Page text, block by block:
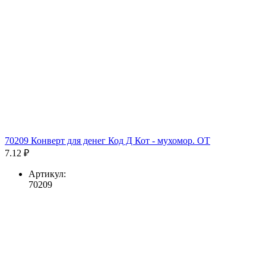
70209 Конверт для денег Код Д Кот - мухомор. ОТ
7.12 ₽
Артикул:
70209